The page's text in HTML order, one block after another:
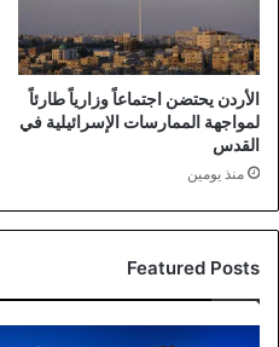
الأردن يحتضن اجتماعاً وزارياً طارئاً
لمواجهة الممارسات الإسرائيلية في
القدس
منذ يومين
Featured Posts
برشلونة